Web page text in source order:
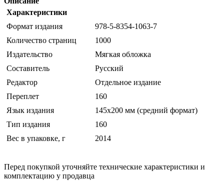
Характеристики
Формат издания
978-5-8354-1063-7
Количество страниц
1000
Издательство
Мягкая обложка
Составитель
Русский
Редактор
Отдельное издание
Переплет
160
Язык издания
145х200 мм (средний формат)
Тип издания
160
Вес в упаковке, г
2014
Перед покупкой уточняйте технические характеристики и
комплектацию у продавца